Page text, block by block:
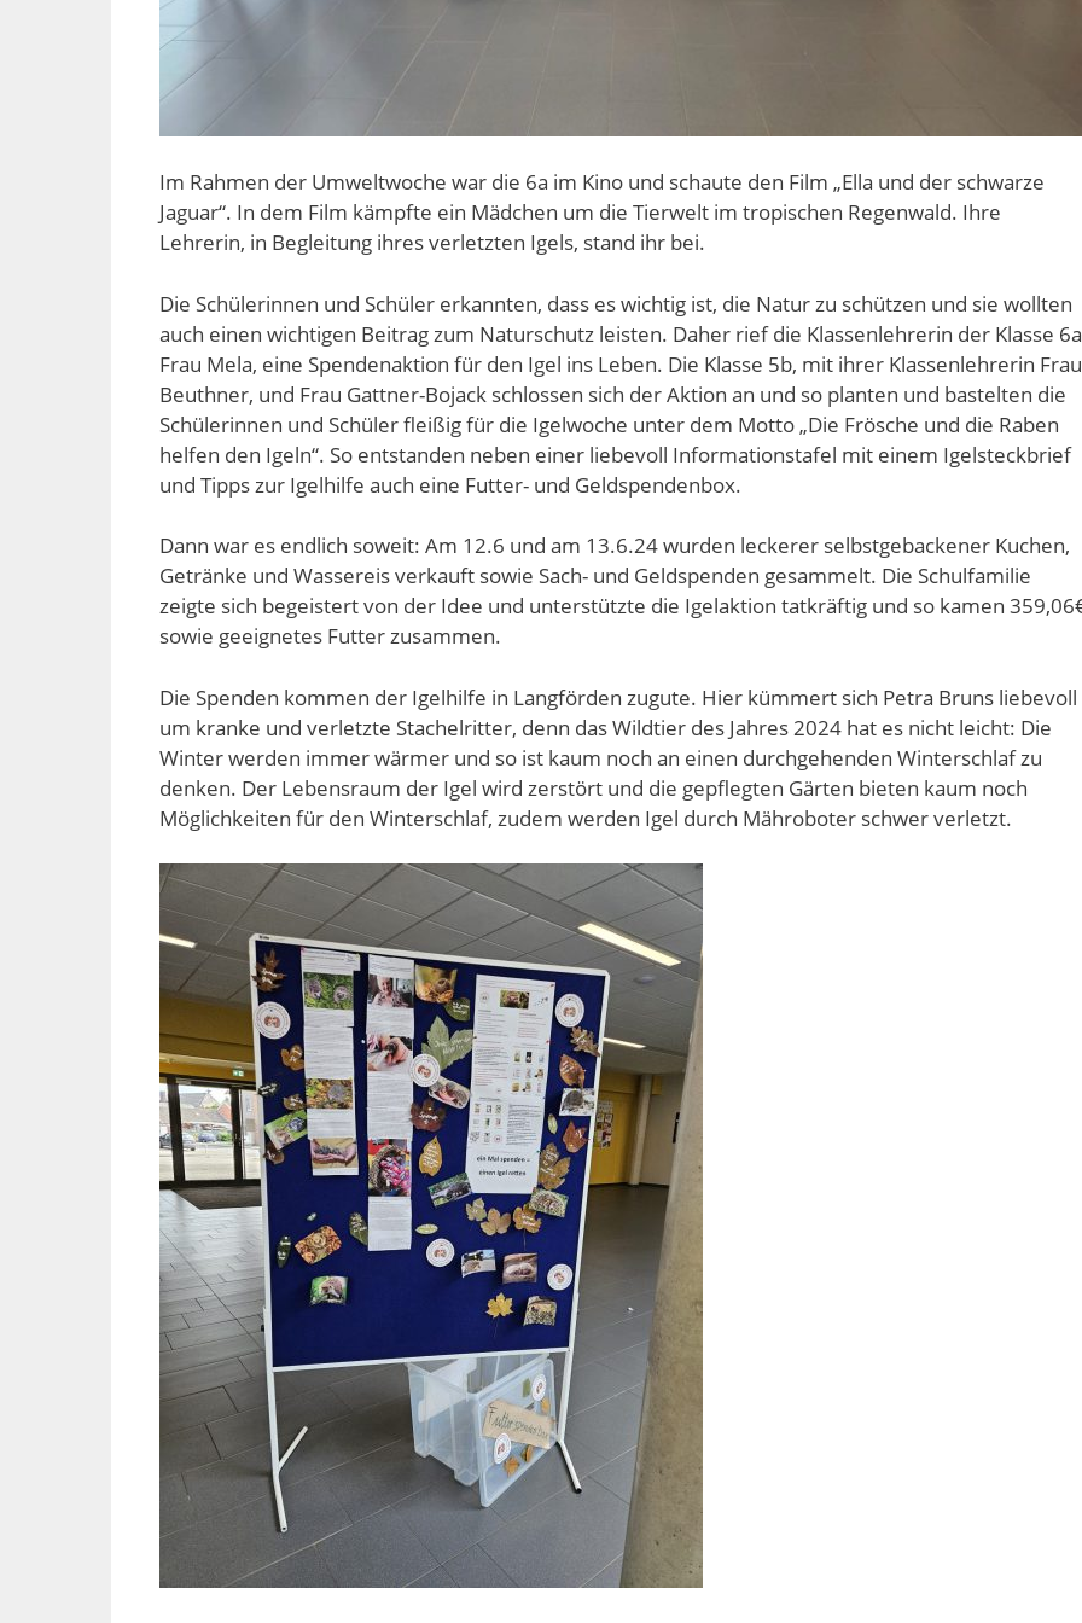
Im Rahmen der Umweltwoche war die 6a im Kino und schaute den Film „Ella und der schwarze
Jaguar“. In dem Film kämpfte ein Mädchen um die Tierwelt im tropischen Regenwald. Ihre
Lehrerin, in Begleitung ihres verletzten Igels, stand ihr bei.
Die Schülerinnen und Schüler erkannten, dass es wichtig ist, die Natur zu schützen und sie wollten
auch einen wichtigen Beitrag zum Naturschutz leisten. Daher rief die Klassenlehrerin der Klasse
Frau Mela, eine Spendenaktion für den Igel ins Leben. Die Klasse 5b, mit ihrer Klassenlehrerin Frau
Beuthner, und Frau Gattner-Bojack schlossen sich der Aktion an und so planten und bastelten die
Schülerinnen und Schüler fleißig für die Igelwoche unter dem Motto „Die Frösche und die Raben
helfen den Igeln“. So entstanden neben einer liebevoll Informationstafel mit einem Igelsteckbrief
und Tipps zur Igelhilfe auch eine Futter- und Geldspendenbox.
Dann war es endlich soweit: Am 12.6 und am 13.6.24 wurden leckerer selbstgebackener Kuchen,
Getränke und Wassereis verkauft sowie Sach- und Geldspenden gesammelt. Die Schulfamilie
zeigte sich begeistert von der Idee und unterstützte die Igelaktion tatkräftig und so kamen
sowie geeignetes Futter zusammen.
Die Spenden kommen der Igelhilfe in Langförden zugute. Hier kümmert sich Petra Bruns liebevoll
um kranke und verletzte Stachelritter, denn das Wildtier des Jahres 2024 hat es nicht leicht: Die
Winter werden immer wärmer und so ist kaum noch an einen durchgehenden Winterschlaf zu
denken. Der Lebensraum der Igel wird zerstört und die gepflegten Gärten bieten kaum noch
Möglichkeiten für den Winterschlaf, zudem werden Igel durch Mähroboter schwer verletzt.